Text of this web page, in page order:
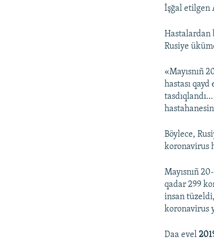
İşğal etilgen
Hastalardan
Rusiye
«Mayısnıñ
hastası
Böylece,
koronavirus
Mayısnıñ
qadar 299
insan
koronavirus
Daa evel